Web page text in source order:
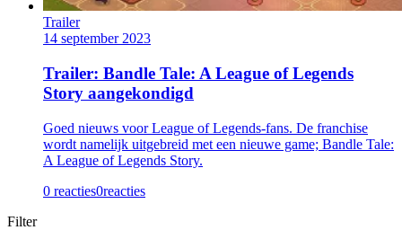
Trailer
14 september 2023
Trailer: Bandle Tale: A League of Legends
Story aangekondigd
Goed nieuws voor League of Legends-fans. De franchise
wordt namelijk uitgebreid met een nieuwe game; Bandle Tale:
A League of Legends Story.
0 reacties0reacties
Filter